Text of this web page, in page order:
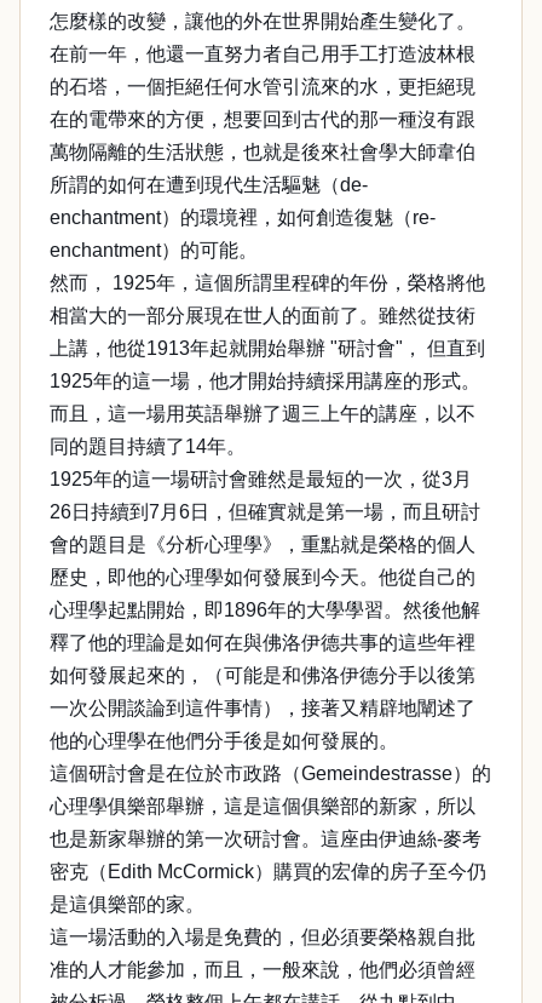
怎麼樣的改變，讓他的外在世界開始產生變化了。
在前一年，他還一直努力者自己用手工打造波林根
的石塔，一個拒絕任何水管引流來的水，更拒絕現
在的電帶來的方便，想要回到古代的那一種沒有跟
萬物隔離的生活狀態，也就是後來社會學大師韋伯
所謂的如何在遭到現代生活驅魅（de-
enchantment）的環境裡，如何創造復魅（re-
enchantment）的可能。
然而， 1925年，這個所謂里程碑的年份，榮格將他
相當大的一部分展現在世人的面前了。雖然從技術
上講，他從1913年起就開始舉辦 "研討會"， 但直到
1925年的這一場，他才開始持續採用講座的形式。
而且，這一場用英語舉辦了週三上午的講座，以不
同的題目持續了14年。
1925年的這一場研討會雖然是最短的一次，從3月
26日持續到7月6日，但確實就是第一場，而且研討
會的題目是《分析心理學》，重點就是榮格的個人
歷史，即他的心理學如何發展到今天。他從自己的
心理學起點開始，即1896年的大學學習。然後他解
釋了他的理論是如何在與佛洛伊德共事的這些年裡
如何發展起來的，（可能是和佛洛伊德分手以後第
一次公開談論到這件事情），接著又精辟地闡述了
他的心理學在他們分手後是如何發展的。
這個研討會是在位於市政路（Gemeindestrasse）的
心理學俱樂部舉辦，這是這個俱樂部的新家，所以
也是新家舉辦的第一次研討會。這座由伊迪絲-麥考
密克（Edith McCormick）購買的宏偉的房子至今仍
是這俱樂部的家。
這一場活動的入場是免費的，但必須要榮格親自批
准的人才能參加，而且，一般來說，他們必須曾經